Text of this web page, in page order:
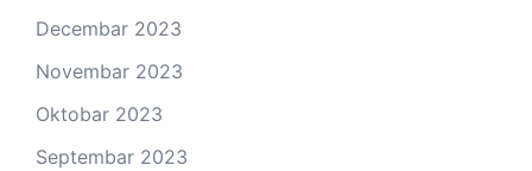
Decembar 2023
Novembar 2023
Oktobar 2023
Septembar 2023